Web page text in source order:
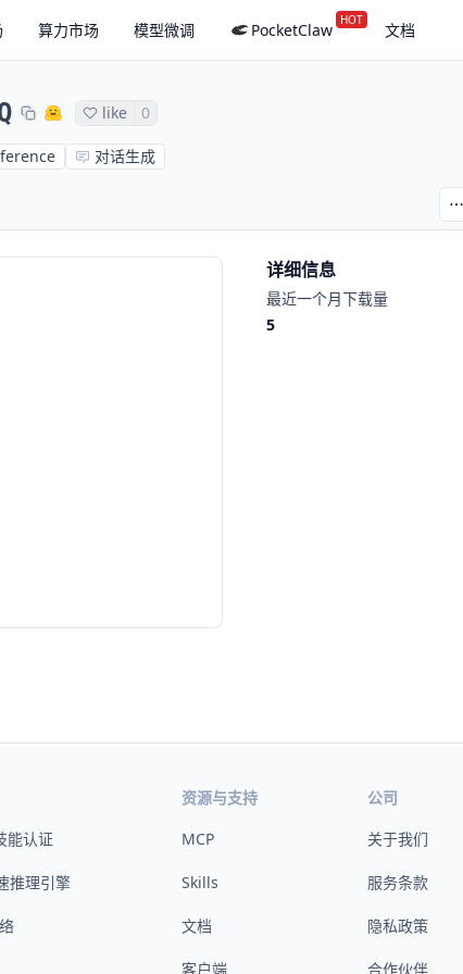
算力市场 模型微调 PocketClaw HOT 文档
like 0
对话生成
详细信息
最近一个月下载量
5
能认证
推理引擎
资源与支持
MCP
Skills
文档
客户端
公司
关于我们
服务条款
隐私政策
合作伙伴